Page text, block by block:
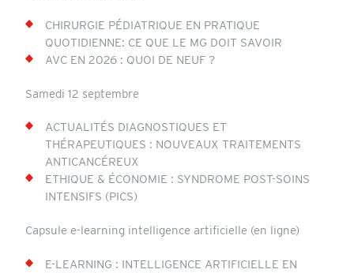
CHIRURGIE PÉDIATRIQUE EN PRATIQUE
QUOTIDIENNE: CE QUE LE MG DOIT SAVOIR
AVC EN 2026 : QUOI DE NEUF ?
Samedi 12 septembre
ACTUALITÉS DIAGNOSTIQUES ET
THÉRAPEUTIQUES : NOUVEAUX TRAITEMENTS
ANTICANCÉREUX
ETHIQUE & ÉCONOMIE : SYNDROME POST-SOINS
INTENSIFS (PICS)
Capsule e-learning intelligence artificielle (en ligne)
E-LEARNING : INTELLIGENCE ARTIFICIELLE EN